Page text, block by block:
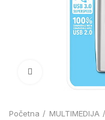
Click to enlarge
Početna MULTIMEDIJA